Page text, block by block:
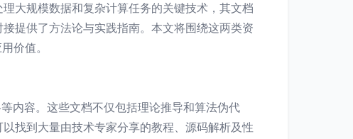
大规模数据和复杂计算任务的关键技术，其文档
提供了方法论与实践指南。本文将围绕这两类资
价值。
内容。这些文档不仅包括理论推导和算法伪代
找到大量由技术专家分享的教程、源码解析及性